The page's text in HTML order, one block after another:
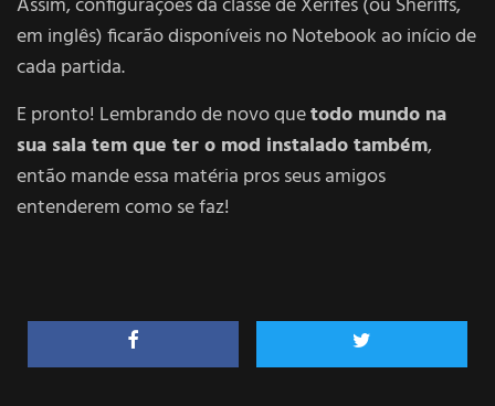
Assim, configurações da classe de Xerifes (ou Sheriffs,
em inglês) ficarão disponíveis no Notebook ao início de
cada partida.
E pronto! Lembrando de novo quetodo mundo na
sua sala tem que ter o mod instalado também,
então mande essa matéria pros seus amigos
entenderem como se faz!